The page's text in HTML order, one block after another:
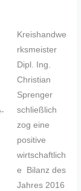
Kreishandwe
rksmeister
Dipl. Ing.
Christian
Sprenger
schließlich
zog eine
positive
wirtschaftlich
e Bilanz des
Jahres 2016